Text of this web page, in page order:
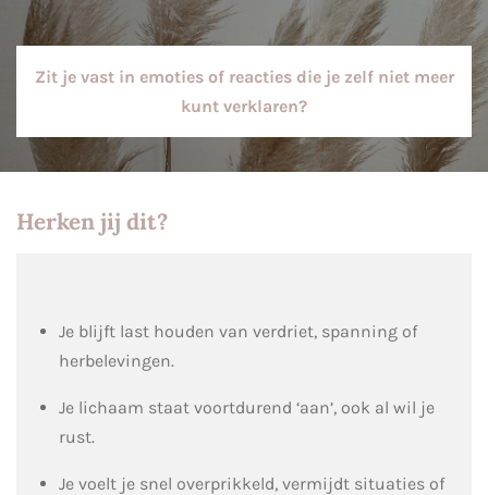
Zit je vast in emoties of reacties die je zelf niet meer
kunt verklaren?
Herken jij dit?
Je blijft last houden van verdriet, spanning of
herbelevingen.
Je lichaam staat voortdurend ‘aan’, ook al wil je
rust.
Je voelt je snel overprikkeld, vermijdt situaties of